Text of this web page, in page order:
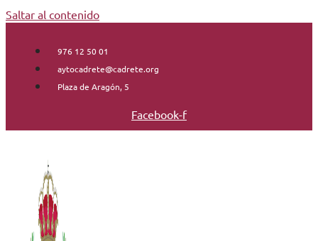
Saltar al contenido
976 12 50 01
aytocadrete@cadrete.org
Plaza de Aragón, 5
Facebook-f